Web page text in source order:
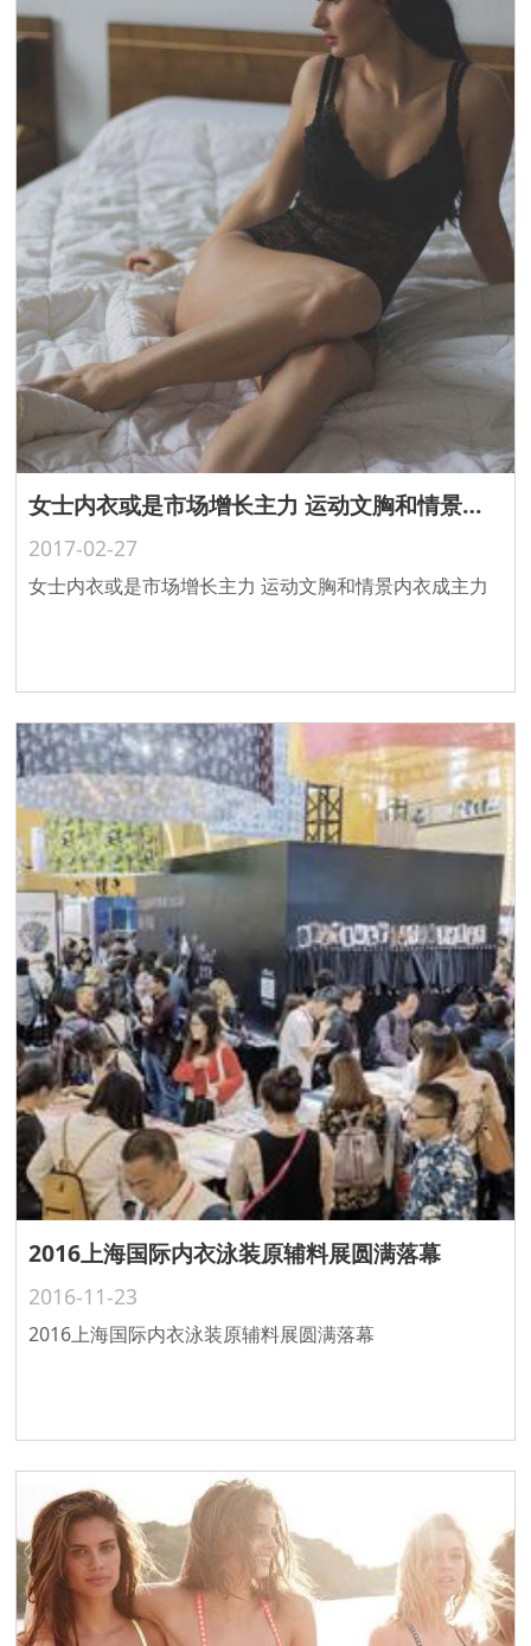
女士内衣或是市场增长主力 运动文胸和情景内衣成主力
2017-02-27
女士内衣或是市场增长主力 运动文胸和情景内衣成主力
2016上海国际内衣泳装原辅料展圆满落幕
2016-11-23
2016上海国际内衣泳装原辅料展圆满落幕